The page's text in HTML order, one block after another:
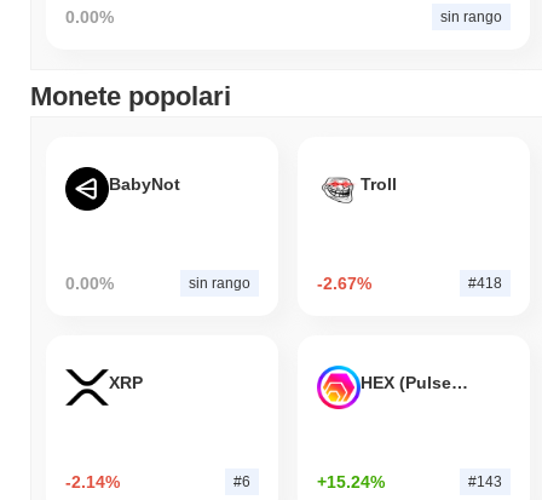
0.00% sin rango
Monete popolari
BabyNot
0.00% sin rango
Troll
-2.67% #418
XRP
-2.14% #6
HEX (Pulsechain)
+15.24% #143